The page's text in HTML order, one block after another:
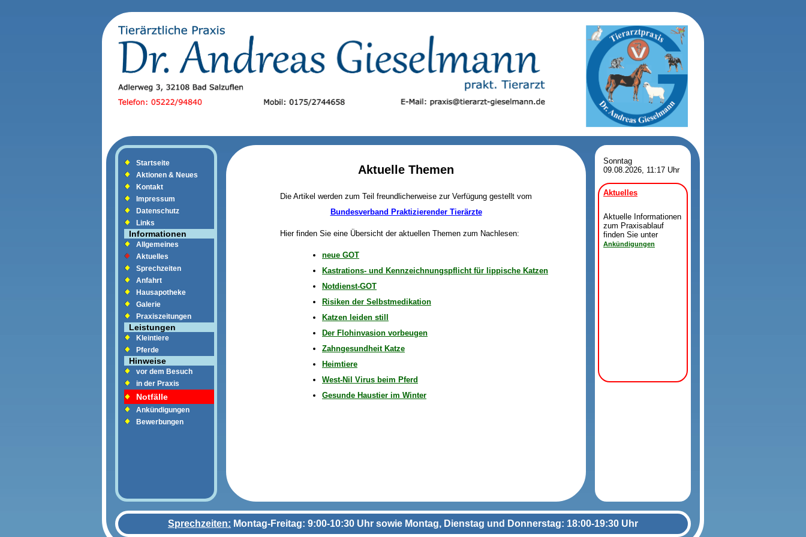
Startseite
Aktionen & Neues
Kontakt
Impressum
Datenschutz
Links
Informationen
Allgemeines
Aktuelles
Sprechzeiten
Anfahrt
Hausapotheke
Galerie
Praxiszeitungen
Leistungen
Kleintiere
Pferde
Hinweise
vor dem Besuch
in der Praxis
Notfälle
Ankündigungen
Bewerbungen
Aktuelle Themen
Die Artikel werden zum Teil freundlicherweise zur Verfügung gestellt vom
Bundesverband Praktizierender Tierärzte
Hier finden Sie eine Übersicht der aktuellen Themen zum Nachlesen:
neue GOT
Kastrations- und Kennzeichnungspflicht für lippische Katzen
Notdienst-GOT
Risiken der Selbstmedikation
Katzen leiden still
Der Flohinvasion vorbeugen
Zahngesundheit Katze
Heimtiere
West-Nil Virus beim Pferd
Gesunde Haustier im Winter
Sonntag
09.08.2026, 11:17 Uhr
Aktuelles
Aktuelle Informationen
zum Praxisablauf
finden Sie unter
Ankündigungen
Sprechzeiten: Montag-Freitag: 9:00-10:30 Uhr sowie Montag, Dienstag und Donnerstag: 18:00-19:30 Uhr